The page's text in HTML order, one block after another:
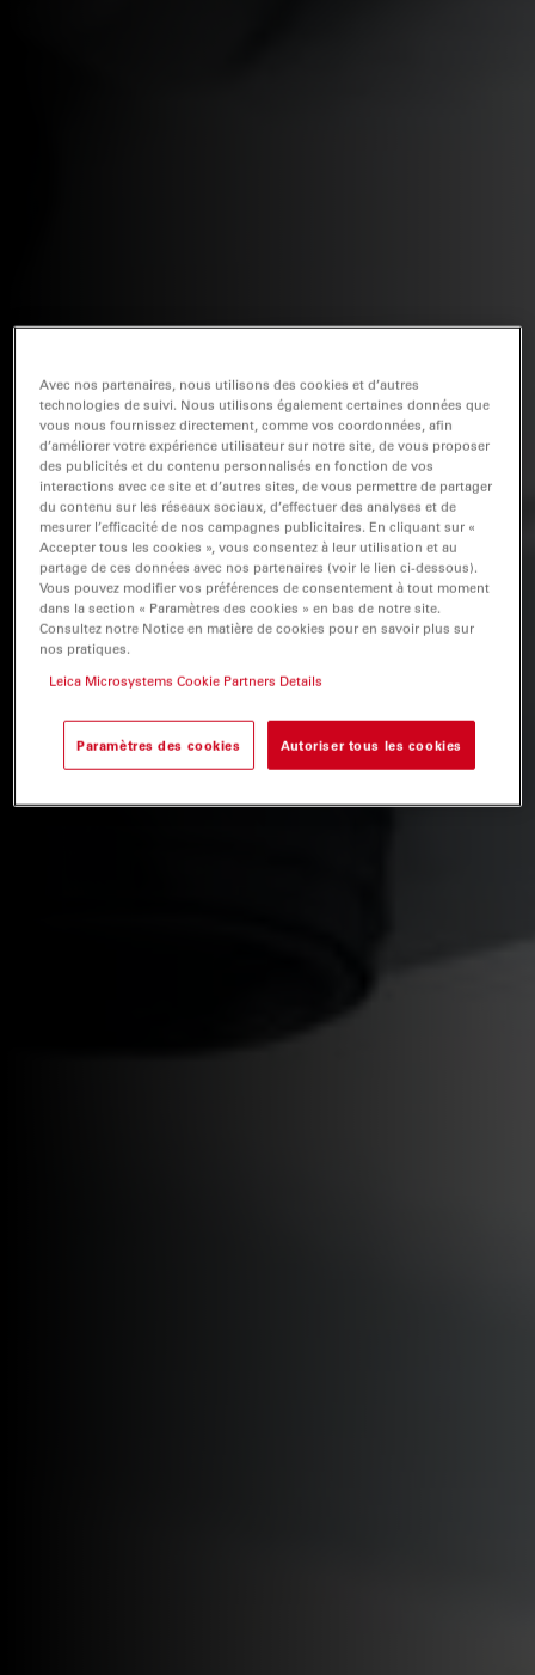
Avec nos partenaires, nous utilisons des cookies et d’autres
technologies de suivi. Nous utilisons également certaines données que
vous nous fournissez directement, comme vos coordonnées, afin
d’améliorer votre expérience utilisateur sur notre site, de vous proposer
des publicités et du contenu personnalisés en fonction de vos
interactions avec ce site et d’autres sites, de vous permettre de partager
du contenu sur les réseaux sociaux, d’effectuer des analyses et de
mesurer l’efficacité de nos campagnes publicitaires. En cliquant sur «
Accepter tous les cookies », vous consentez à leur utilisation et au
partage de ces données avec nos partenaires (voir le lien ci-dessous).
Vous pouvez modifier vos préférences de consentement à tout moment
dans la section « Paramètres des cookies » en bas de notre site.
Consultez notre Notice en matière de cookies pour en savoir plus sur
nos pratiques.
Leica Microsystems Cookie Partners Details
Paramètres des cookies Autoriser tous les cookies